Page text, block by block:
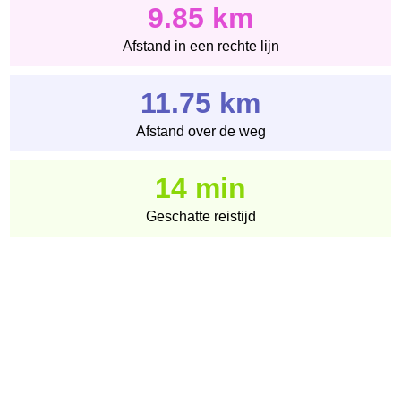
9.85 km
Afstand in een rechte lijn
11.75 km
Afstand over de weg
14 min
Geschatte reistijd